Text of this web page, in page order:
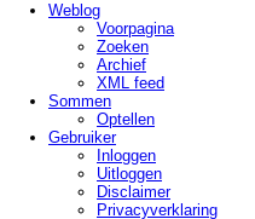
Weblog
Voorpagina
Zoeken
Archief
XML feed
Sommen
Optellen
Gebruiker
Inloggen
Uitloggen
Disclaimer
Privacy­verklaring